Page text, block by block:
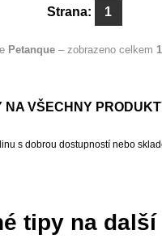
Strana: 1
Petanque– zobrazeno celkem 1
NA VŠECHNY
s dobrou dostupností nebo
tipy na další